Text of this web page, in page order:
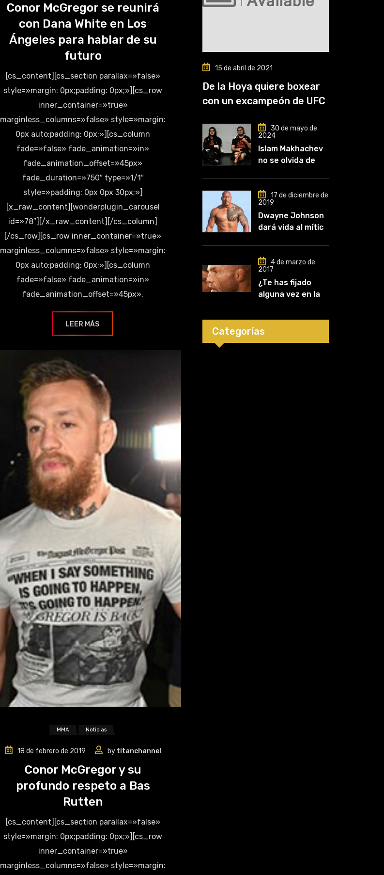
Conor McGregor se reunirá
con Dana White en Los
Ángeles para hablar de su
futuro
[cs_content][cs_section parallax=»false»
style=»margin: 0px;padding: 0px;»][cs_row
inner_container=»true»
marginless_columns=»false» style=»margin:
0px auto;padding: 0px;»][cs_column
fade=»false» fade_animation=»in»
fade_animation_offset=»45px»
fade_duration=»750″ type=»1/1″
style=»padding: 0px 0px 30px;»]
[x_raw_content][wonderplugin_carousel
id=»78″][/x_raw_content][/cs_column]
[/cs_row][cs_row inner_container=»true»
marginless_columns=»false» style=»margin:
0px auto;padding: 0px;»][cs_column
fade=»false» fade_animation=»in»
fade_animation_offset=»45px».
LEER MÁS
MMA Noticias
18 de febrero de 2019 by titanchannel
Conor McGregor y su
profundo respeto a Bas
Rutten
[cs_content][cs_section parallax=»false»
style=»margin: 0px;padding: 0px;»][cs_row
inner_container=»true»
marginless_columns=»false» style=»margin:
15 de abril de 2021
De la Hoya quiere boxear
con un excampeón de UFC
30 de mayo de
2024
Islam Makhachev
no se olvida de
que comencé a
entrenar, jugó un
papel clave en mi
carrera»
17 de diciembre de
2019
Dwayne Johnson
dará vida al mítico
4 de marzo de
2017
¿Te has fijado
alguna vez en las
luchadores?
Categorías